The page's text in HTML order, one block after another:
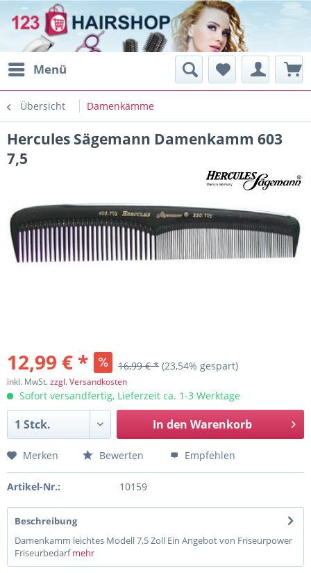
Menü
Übersicht Damenkämme
Hercules Sägemann Damenkamm 603
7,5
12,99 € * 16,99 € * (23,54% gespart)
inkl. MwSt.zzgl. Versandkosten
Sofort versandfertig, Lieferzeit ca. 1-3 Werktage
In den Warenkorb
Merken Bewerten Empfehlen
Artikel-Nr.: 10159
Beschreibung
Damenkamm leichtes Modell 7,5 Zoll Ein Angebot von Friseurpower
Friseurbedarfmehr